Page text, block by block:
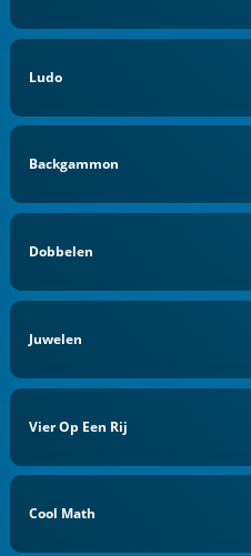
Ludo
Backgammon
Dobbelen
Juwelen
Vier Op Een Rij
Cool Math